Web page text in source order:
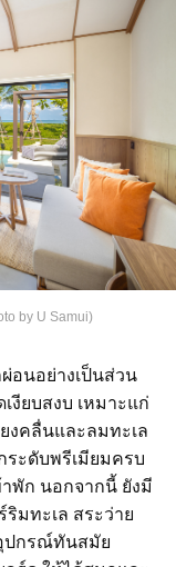
by U Samui)
อนอย่างเป็นส่วน
งียบสงบ เหมาะแก่
งคลื่นและลมทะเล
ระดับพรีเมียมครบ
พัก นอกจากนี้ ยังมี
มทะเล สระว่าย
ปกรณ์ทันสมัย